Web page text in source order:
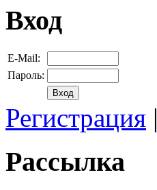
Вход
E-Mail:
Пароль:
Регистрация |
Рассылка